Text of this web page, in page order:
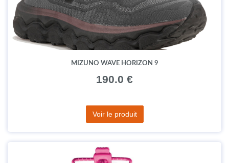
MIZUNO WAVE HORIZON 9
190.0 €
Voir le produit